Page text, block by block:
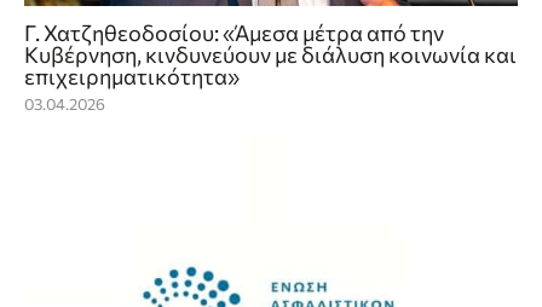
Γ. Χατζηθεοδοσίου: «Άμεσα μέτρα από την
Κυβέρνηση, κινδυνεύουν με διάλυση κοινωνία και
επιχειρηματικότητα»
03.04.2026